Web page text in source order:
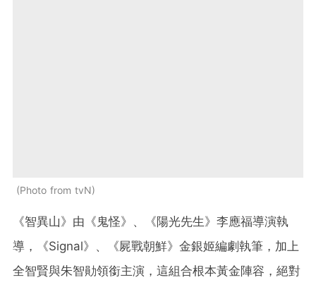
Photo from tvN
《智異山》由《鬼怪》、《陽光先生》李應福導演執
導，《Signal》、《屍戰朝鮮》金銀姬編劇執筆，加上
全智賢與朱智勛領銜主演，這組合根本黃金陣容，絕對